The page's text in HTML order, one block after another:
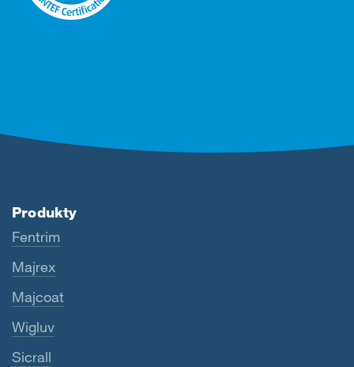
Produkty
Fentrim
Majrex
Majcoat
Wigluv
Sicrall